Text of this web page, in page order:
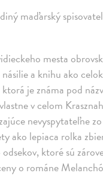
maďarský
mesta
a knihu ako
je známa pod
v celom
nevyspytateľne
ako lepiaca rolka
ktoré sú
o románe